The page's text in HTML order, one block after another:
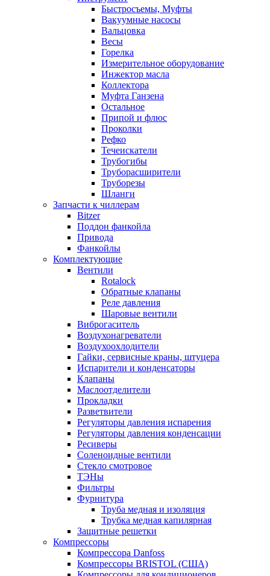
Быстросъемы, Муфты
Вакуумные насосы
Вальцовка
Весы
Горелка
Измерительное оборудование
Инжектор масла
Коллектора
Муфта Ганзена
Остальное
Припой и флюс
Проколки
Рефко
Течеискатели
Трубогибы
Труборасширители
Труборезы
Шланги
Запчасти к чиллерам
Bitzer
Поддон фанкойла
Привода
Фанкойлы
Комплектующие
Вентили
Rotalock
Обратные клапаны
Реле давления
Шаровые вентили
Виброгаситель
Воздухонагреватели
Воздухоохлодители
Гайки, сервисные краны, штуцера
Испарители и конденсаторы
Клапаны
Маслоотделители
Прокладки
Разветвители
Регуляторы давления испарения
Регуляторы давления конденсации
Ресиверы
Соленоидные вентили
Стекло смотровое
ТЭНы
Фильтры
Фурнитура
Труба медная и изоляция
Трубка медная капилярная
Защитные решетки
Компрессоры
Компрессора Danfoss
Компрессоры BRISTOL (США)